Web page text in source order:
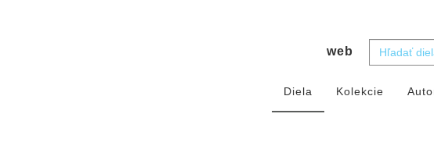
web
Diela Kolekcie